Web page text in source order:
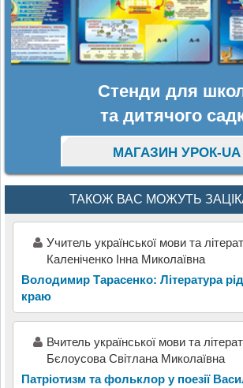
Стенди для
та дитячого
МАГАЗИН УРОК-UA
ТАКОЖ ВАС МОЖУТЬ
Учитель української мови та
Каленіченко Інна Миколаївна
Володимир Тарасенко: Література
краю
Вчитель української мови та
Бєлоусова Світлана Миколаївна
Патріотизм та фольклор у поезії